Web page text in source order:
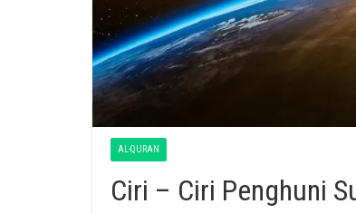
AL-QURAN
Ciri – Ciri Penghuni